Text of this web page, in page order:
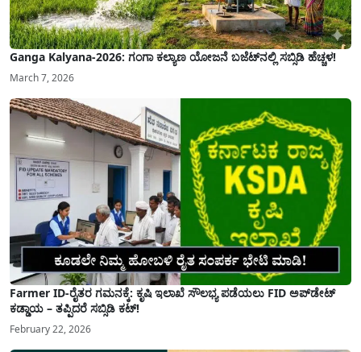
Ganga Kalyana-2026: ಗಂಗಾ ಕಲ್ಯಾಣ ಯೋಜನೆ ಬಜೆಟ್‌ನಲ್ಲಿ ಸಬ್ಸಿಡಿ ಹೆಚ್ಚಳ!
March 7, 2026
Farmer ID-ರೈತರ ಗಮನಕ್ಕೆ: ಕೃಷಿ ಇಲಾಖೆ ಸೌಲಭ್ಯ ಪಡೆಯಲು FID ಅಪ್‌ಡೇಟ್
ಕಡ್ಡಾಯ – ತಪ್ಪಿದರೆ ಸಬ್ಸಿಡಿ ಕಟ್!
February 22, 2026